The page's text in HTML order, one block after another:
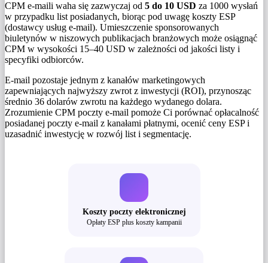
CPM e-maili waha się zazwyczaj od 5 do 10 USD za 1000 wysłań
w przypadku list posiadanych, biorąc pod uwagę koszty ESP
(dostawcy usług e-mail). Umieszczenie sponsorowanych
biuletynów w niszowych publikacjach branżowych może osiągnąć
CPM w wysokości 15–40 USD w zależności od jakości listy i
specyfiki odbiorców.
E-mail pozostaje jednym z kanałów marketingowych
zapewniających najwyższy zwrot z inwestycji (ROI), przynosząc
średnio 36 dolarów zwrotu na każdego wydanego dolara.
Zrozumienie CPM poczty e-mail pomoże Ci porównać opłacalność
posiadanej poczty e-mail z kanałami płatnymi, ocenić ceny ESP i
uzasadnić inwestycję w rozwój list i segmentację.
Koszty poczty elektronicznej
Opłaty ESP plus koszty kampanii